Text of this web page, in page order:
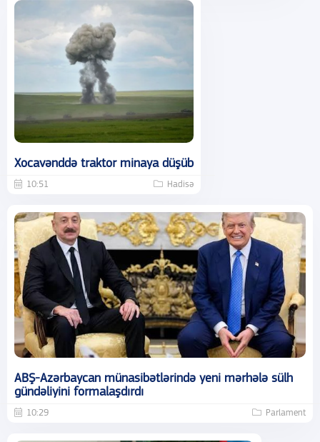
Xocavənddə traktor minaya düşüb
10:51 Hadisə
ABŞ-Azərbaycan münasibətlərində yeni mərhələ sülh
gündəliyini formalaşdırdı
10:29 Parlament